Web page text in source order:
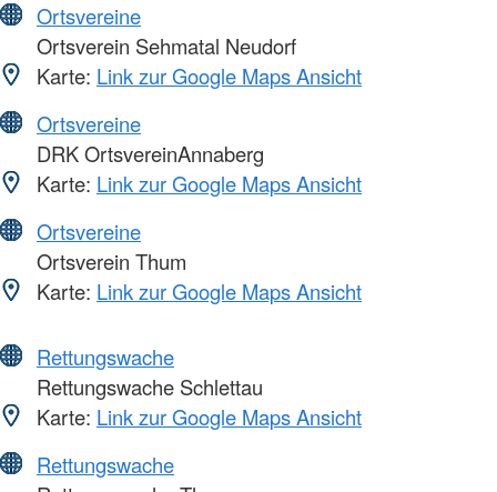
Ortsvereine
Ortsverein Sehmatal Neudorf
Karte: Link zur Google Maps Ansicht
Ortsvereine
DRK OrtsvereinAnnaberg
Karte: Link zur Google Maps Ansicht
Ortsvereine
Ortsverein Thum
Karte: Link zur Google Maps Ansicht
Rettungswache
Rettungswache Schlettau
Karte: Link zur Google Maps Ansicht
Rettungswache